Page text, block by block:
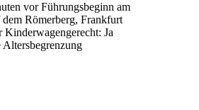
vor Führungsbeginn am
Römerberg, Frankfurt
Ja